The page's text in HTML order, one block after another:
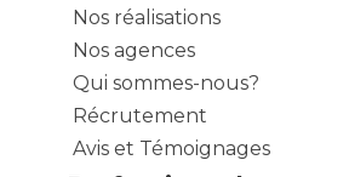
Nos réalisations
Nos agences
Qui sommes-nous?
Récrutement
Avis et Témoignages